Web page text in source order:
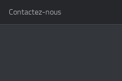
Contactez-nous